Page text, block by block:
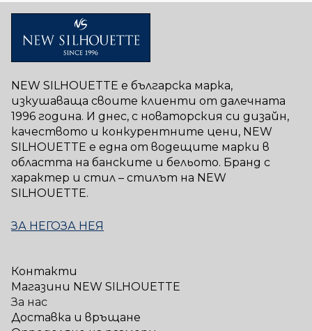
NEW SILHOUETTE е българска марка,
изкушаваща своите клиенти от далечната
1996 година. И днес, с новаторския си дизайн,
качеството и конкурентните цени, NEW
SILHOUETTE е една от водещите марки в
областта на банските и бельото. Бранд с
характер и стил – стилът на NEW
SILHOUETTE.
ЗА НЕГОЗА НЕЯ
Контакти
Магазини NEW SILHOUETTE
За нас
Доставка и връщане